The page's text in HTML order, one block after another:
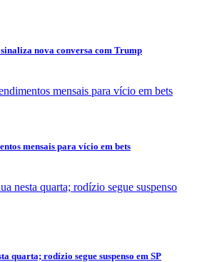
nova conversa com Trump
mensais para vício em bets
quarta; rodízio segue suspenso em SP